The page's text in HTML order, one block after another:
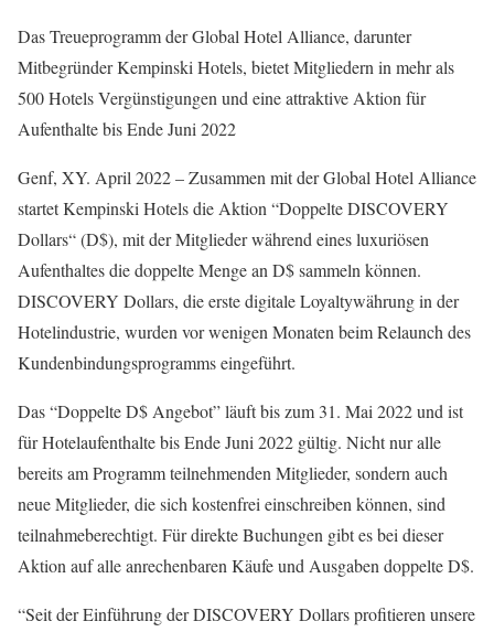
Das Treueprogramm der Global Hotel Alliance, darunter
Mitbegründer Kempinski Hotels, bietet Mitgliedern in mehr als
500 Hotels Vergünstigungen und eine attraktive Aktion für
Aufenthalte bis Ende Juni 2022
Genf, XY. April 2022 – Zusammen mit der Global Hotel Alliance
startet Kempinski Hotels die Aktion “Doppelte DISCOVERY
Dollars“ (D$), mit der Mitglieder während eines luxuriösen
Aufenthaltes die doppelte Menge an D$ sammeln können.
DISCOVERY Dollars, die erste digitale Loyaltywährung in der
Hotelindustrie, wurden vor wenigen Monaten beim Relaunch des
Kundenbindungsprogramms eingeführt.
Das “Doppelte D$ Angebot” läuft bis zum 31. Mai 2022 und ist
für Hotelaufenthalte bis Ende Juni 2022 gültig. Nicht nur alle
bereits am Programm teilnehmenden Mitglieder, sondern auch
neue Mitglieder, die sich kostenfrei einschreiben können, sind
teilnahmeberechtigt. Für direkte Buchungen gibt es bei dieser
Aktion auf alle anrechenbaren Käufe und Ausgaben doppelte D$.
“Seit der Einführung der DISCOVERY Dollars profitieren unsere